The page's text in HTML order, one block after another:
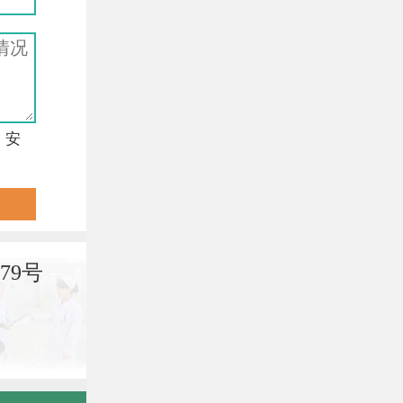
安
号